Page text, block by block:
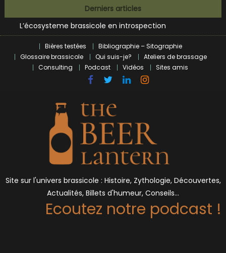
to
content
Derniers articles
L’écosysteme brassicole en introspection
Zoumaï : pionnier de la révolution craft à Marseille
L’intelligence artificielle dans le milieu brassicole
BrewDog racheté par Tilray pour une bouchée de pain ?
Bières et célébrités
Bières testées
Bibliographie – Sitographie
Glossaire brassicole
Qui suis-je?
Ateliers de brassage
Consulting
Podcast Vidéos Sites amis
Site sur l'univers brassicole : Histoire, Zythologie, Découvertes,
Actualités, Billets d'humeur, Conseils…
Ecoutez notre podcast !